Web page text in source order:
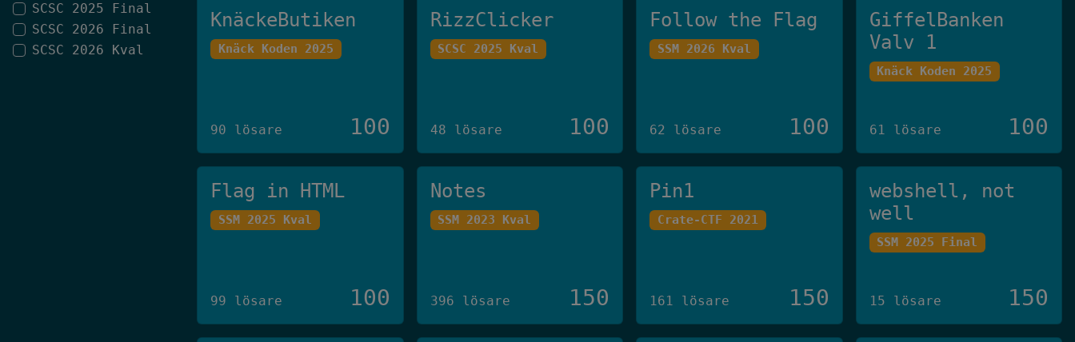
SCSC 2025 Final
SCSC 2026 Final
SCSC 2026 Kval
KnäckeButiken
Knäck Koden 2025
90 lösare 100
RizzClicker
SCSC 2025 Kval
48 lösare 100
Follow the Flag
SSM 2026 Kval
62 lösare 100
GiffelBanken
Valv 1
Knäck Koden 2025
61 lösare 100
Flag in HTML
SSM 2025 Kval
99 lösare 100
Notes
SSM 2023 Kval
396 lösare 150
Pin1
Crate-CTF 2021
161 lösare 150
webshell, not
well
SSM 2025 Final
15 lösare 150